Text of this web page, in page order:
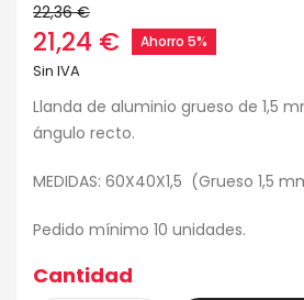
22,36 €
21,24 € Ahorro 5%
Sin IVA
Llanda de aluminio grueso de 1,5
ángulo recto.
MEDIDAS: 60X40X1,5 (Grueso 1,5
Pedido mínimo 10 unidades.
Cantidad